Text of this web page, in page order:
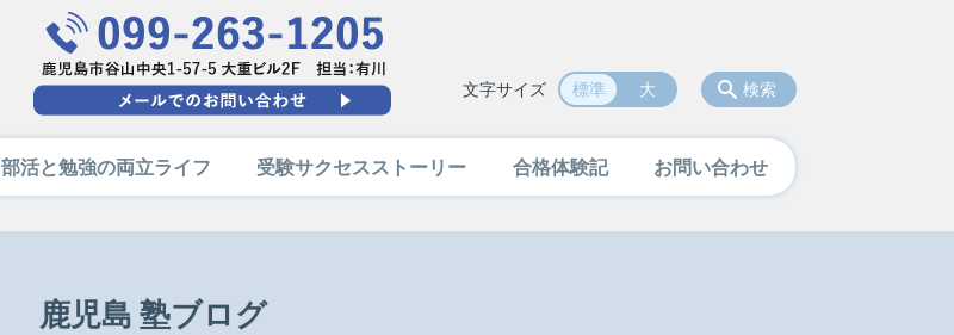
部活と勉強の両立ライフ 受験サクセスストーリー 合格体験記 お問い合わせ
検索
文字サイズ 標準 大
鹿児島 塾ブログ